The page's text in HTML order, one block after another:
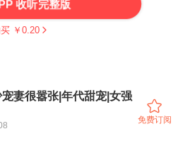
收听完整版
￥0.20
妻很嚣张|年代甜宠|女强
免费订阅